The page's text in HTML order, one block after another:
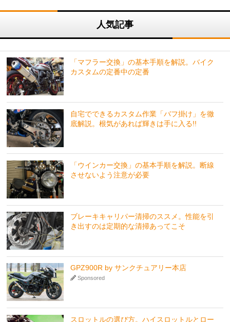
人気記事
「マフラー交換」の基本手順を解説。バイク
カスタムの定番中の定番
自宅でできるカスタム作業「バフ掛け」を徹
底解説。根気があれば輝きは手に入る!!
「ウインカー交換」の基本手順を解説。断線
させないよう注意が必要
ブレーキキャリパー清掃のススメ。性能を引
き出すのは定期的な清掃あってこそ
GPZ900R by サンクチュアリー本店
Sponsored
スロットルの選び方。ハイスロットルとロー